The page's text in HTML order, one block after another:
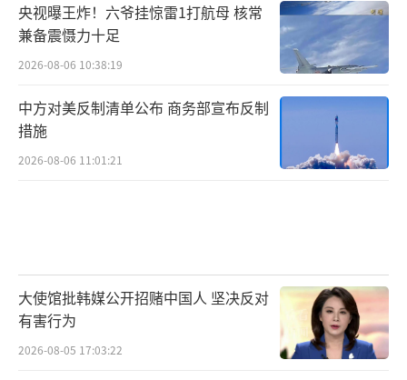
央视曝王炸！六爷挂惊雷1打航母 核常
兼备震慑力十足
2026-08-06 10:38:19
中方对美反制清单公布 商务部宣布反制
措施
2026-08-06 11:01:21
大使馆批韩媒公开招赌中国人 坚决反对
有害行为
2026-08-05 17:03:22